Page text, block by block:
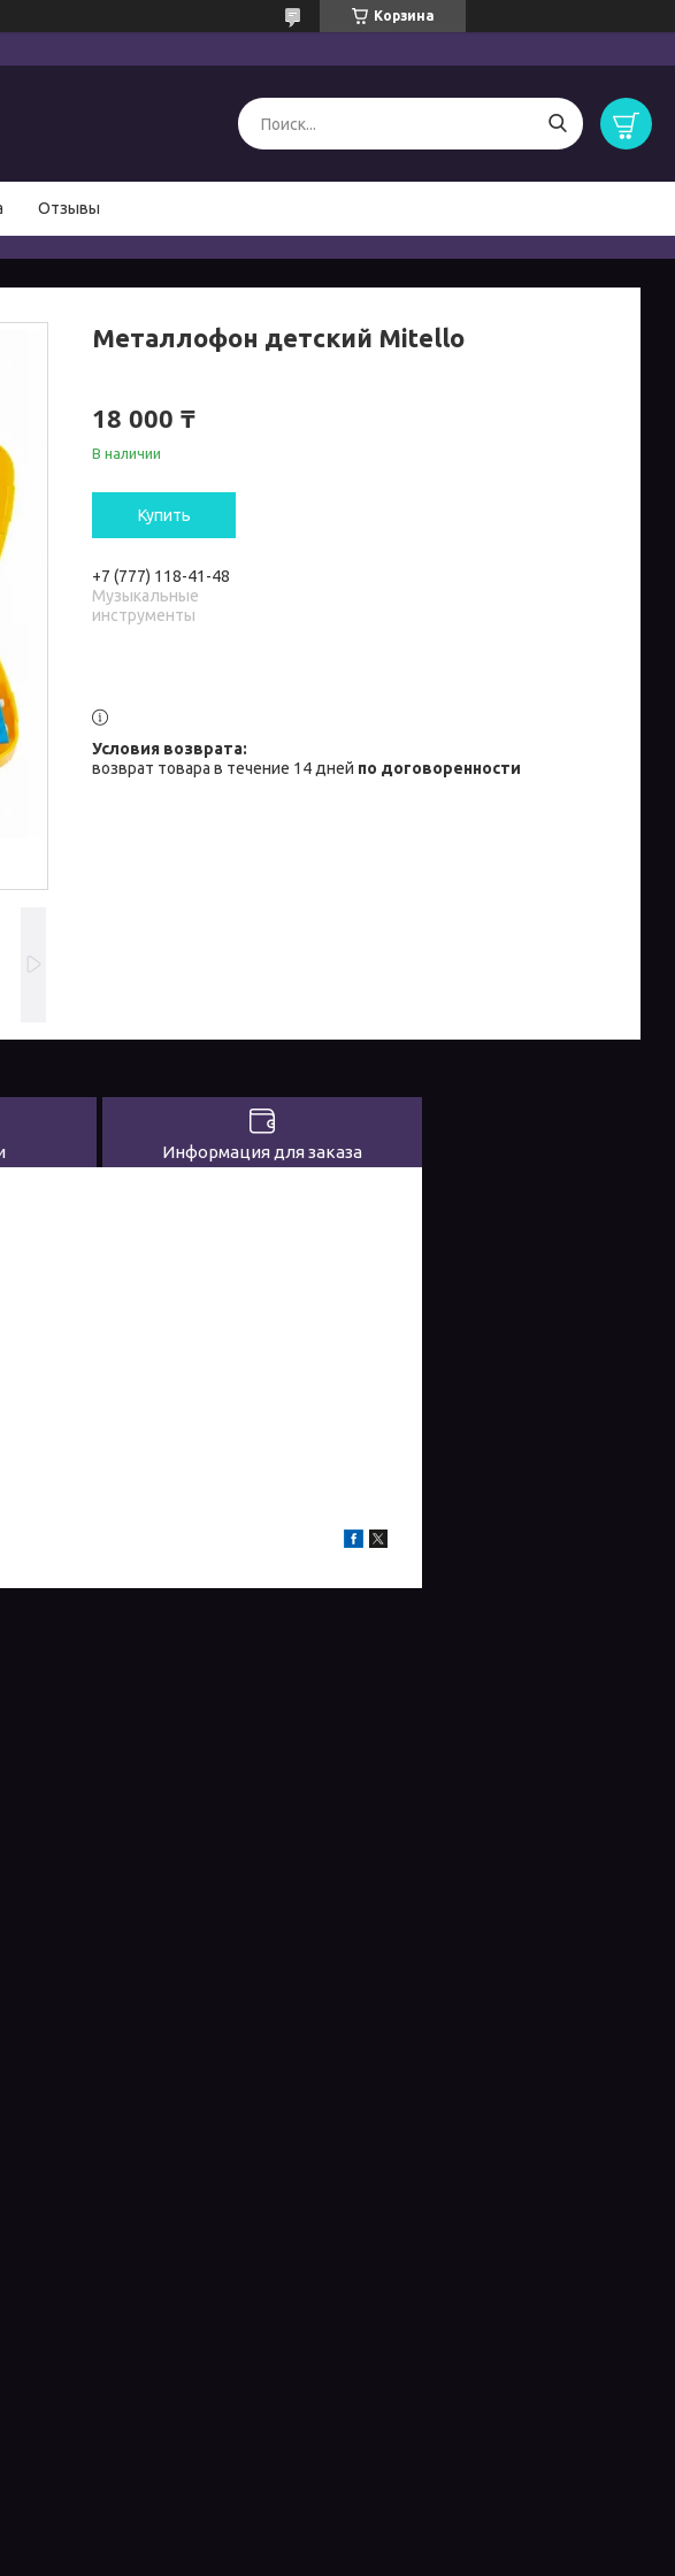
Корзина
Отзывы
Металлофон детский Mitello
18 000 ₸
В наличии
Купить
+7 (777) 118-41-48
Музыкальные
инструменты
возврат товара в течение 14 дней по договоренности
Информация для заказа